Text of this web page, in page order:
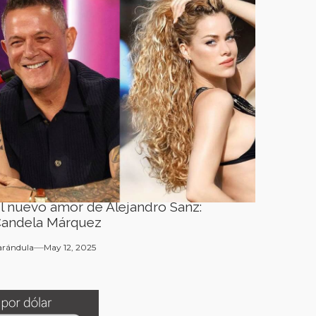
nuevo amor de Alejandro Sanz:
Márquez
May 12, 2025